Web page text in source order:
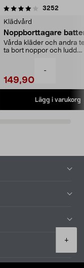
-
+
3252
Klädvård
Noppborttagare
Vårda kläder och andra
ta bort noppor och ludd.
149,90
Lägg i varukorg
4.5av 5 stjärnor